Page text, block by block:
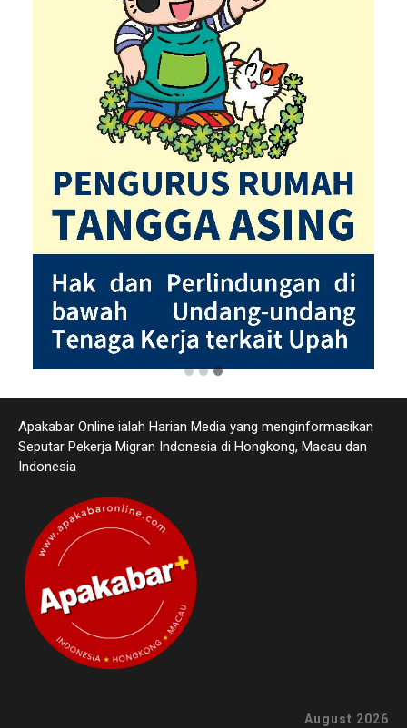
Apakabar Online ialah Harian Media yang menginformasikan
Seputar Pekerja Migran Indonesia di Hongkong, Macau dan
Indonesia
August 2026